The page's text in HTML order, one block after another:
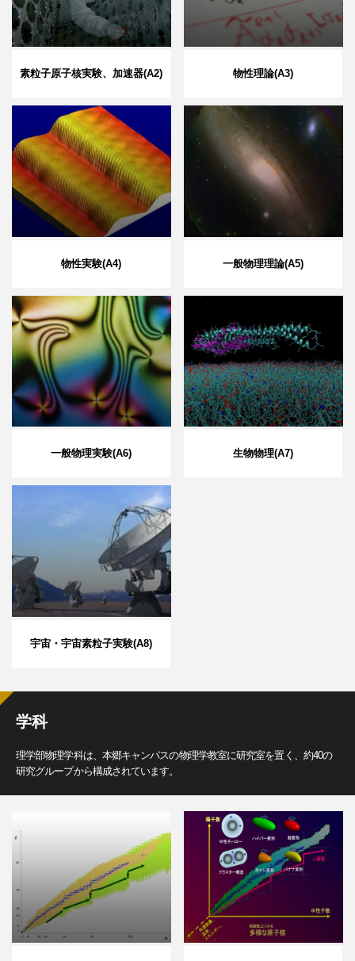
素粒子原子核実験、加速器(A2) 物性理論(A3)
物性実験(A4) 一般物理理論(A5)
一般物理実験(A6) 生物物理(A7)
宇宙・宇宙素粒子実験(A8)
学科
理学部物理学科は、本郷キャンパスの物理学教室に研究室を置く、約40の
研究グループから構成されています。